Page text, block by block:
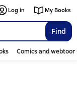
Find
Log in My Books
Comics and